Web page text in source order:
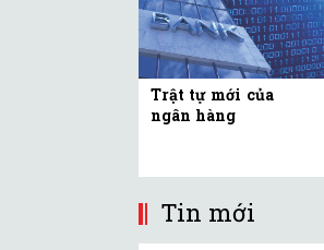
Trật tự mới của
ngân hàng
Tin mới